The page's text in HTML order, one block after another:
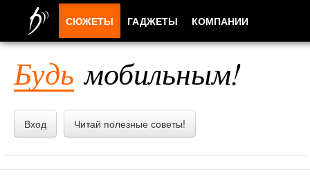
Будь мобильным!
Вход Читай полезные советы!
СЮЖЕТЫ ГАДЖЕТЫ КОМПАНИИ
ПРИЛОЖЕНИЯ